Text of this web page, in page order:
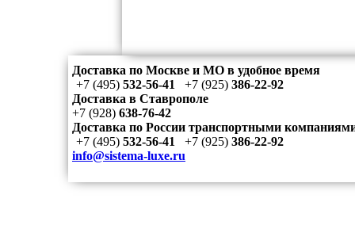
Доставка по Москве и МО в удобное время
+7 (495) 532-56-41 +7 (925) 386-22-92
Доставка в Ставрополе
+7 (928) 638-76-42
Доставка по России транспортными
+7 (495) 532-56-41 +7 (925) 386-22-92
info@sistema-luxe.ru